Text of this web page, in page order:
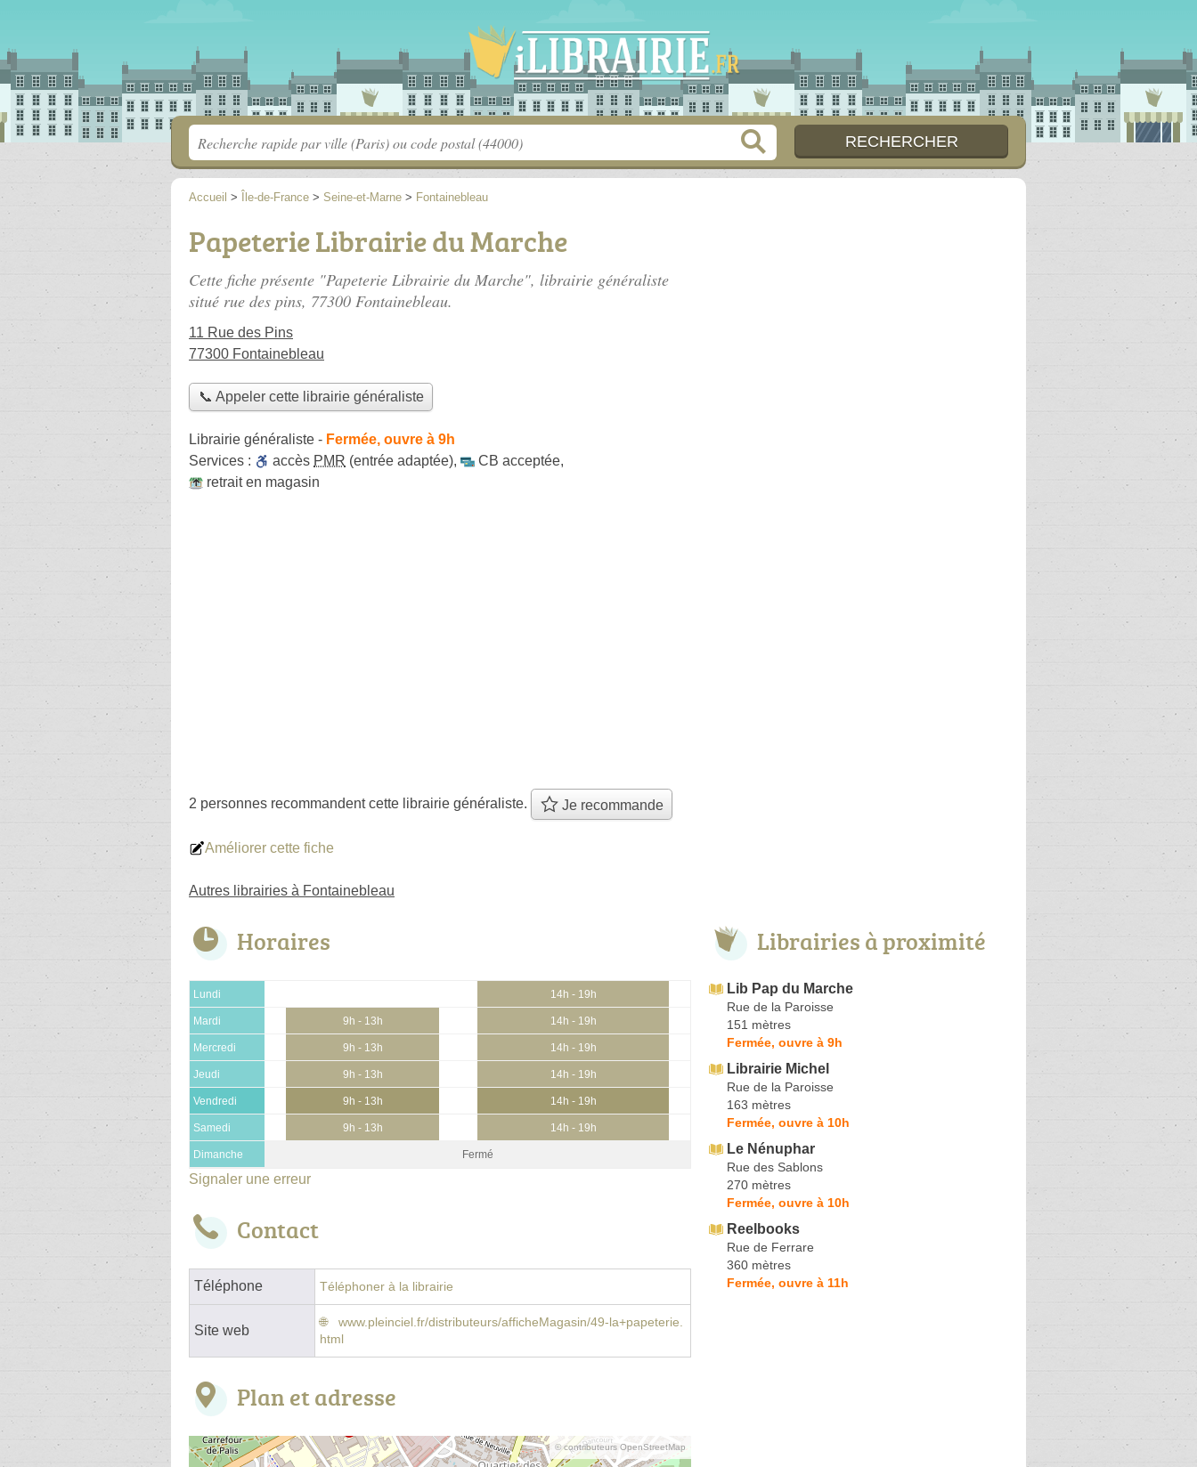
Accueil > Île-de-France > Seine-et-Marne > Fontainebleau
Papeterie Librairie du Marche
Cette fiche présente "Papeterie Librairie du Marche", librairie généraliste
situé rue des pins, 77300 Fontainebleau.
11 Rue des Pins
77300 Fontainebleau
📞 Appeler cette librairie généraliste
Librairie généraliste - Fermée, ouvre à 9h
Services :
accès PMR (entrée adaptée), CB acceptée,
retrait en magasin
2 personnes recommandentcette librairie généraliste. Je recommande
Améliorer cette fiche
Autres librairies à Fontainebleau
Horaires
Lundi 14h - 19h
Mardi 9h - 13h 14h - 19h
Mercredi 9h - 13h 14h - 19h
Jeudi 9h - 13h 14h - 19h
Vendredi 9h - 13h 14h - 19h
Samedi 9h - 13h 14h - 19h
Dimanche Fermé
Signaler une erreur
Contact
Téléphone Téléphoner à la librairie
Site web
www.pleinciel.fr/distributeurs/afficheMagasin/49-la+papeterie.
html
Plan et adresse
© contributeurs OpenStreetMap
Librairies à proximité
Lib Pap du Marche
Rue de la Paroisse
151 mètres
Fermée, ouvre à 9h
Librairie Michel
Rue de la Paroisse
163 mètres
Fermée, ouvre à 10h
Le Nénuphar
Rue des Sablons
270 mètres
Fermée, ouvre à 10h
Reelbooks
Rue de Ferrare
360 mètres
Fermée, ouvre à 11h